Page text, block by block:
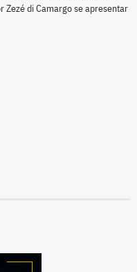
Zezé di Camargo se apresentar